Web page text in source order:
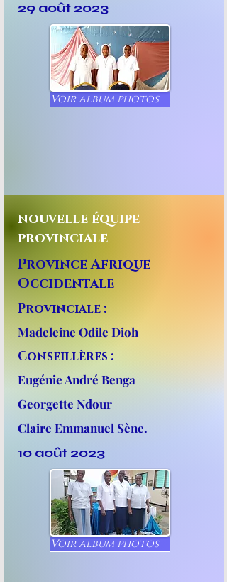
29 août 2023
Voir album photos
nouvelle équipe
provinciale
Province Afrique
Occidentale
Provinciale :
Madeleine Odile Dioh
Conseillères :
Eugénie André Benga
Georgette Ndour
Claire Emmanuel Sène.
10 août 2023
Voir album photos